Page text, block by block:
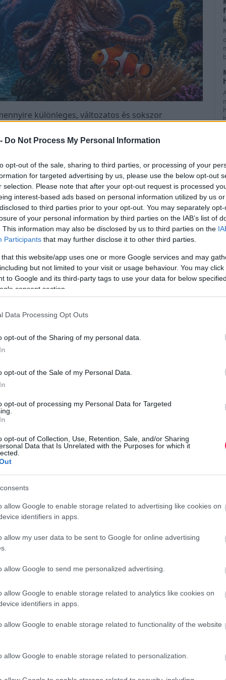
Do Not Process My Personal Information
opt-out of the sale, sharing to third parties, or processing of your
for targeted advertising by us, please use the below opt-out
selection. Please note that after your opt-out request is processed
interest-based ads based on personal information utilized by us
to third parties prior to your opt-out. You may separately
of your personal information by third parties on the IAB’s list of
This information may also be disclosed by us to third parties on the
Participants that may further disclose it to other third parties.
that this website/app uses one or more Google services and may
but not limited to your visit or usage behaviour. You may
to Google and its third-party tags to use your data for below
consent section.
Data Processing Opt Outs
opt-out of the Sharing of my personal data.
opt-out of the Sale of my Personal Data.
opt-out of processing my Personal Data for Targeted
opt-out of Collection, Use, Retention, Sale, and/or Sharing
Data that Is Unrelated with the Purposes for which it
allow Google to enable storage related to advertising like cookies on
identifiers in apps.
allow my user data to be sent to Google for online advertising
allow Google to send me personalized advertising.
allow Google to enable storage related to analytics like cookies on
identifiers in apps.
allow Google to enable storage related to functionality of the website
allow Google to enable storage related to personalization.
különleges, változatos és sokszor
változhat
emberi fejnél
be” egymásnak
éve megjelentek
összeomló buborékot hoz létre
partjaihoz
újak kerülnek
szíve
hozza világra a kicsinyeket
- Miért ennyire
a több ezer méter mély, teljesen sötét
Az itt élő fajoknak alkalmazkodniuk kellett a nagy
erős áramlatokhoz és ahhoz is, hogy sok helyen
megoldásokat eredményeztek. Egyes
fejlesztettek ki, mások nemet váltanak,
azonosítják egymást, vagy olyan fizikai
csupán szórakoztató tények. Segítségükkel
állatok alkalmazkodását és az óceáni
fun fact mindegyike jól példázza, hogy a
is felülmúlja.
három szívvel él
emberétől és a legtöbb szárazföldi állatétól. A
a vért a kopoltyúkhoz továbbítja, ahol
szív innen pumpálja tovább az oxigéndús
oka, hogy az oxigén szállítását nem vastartalmú
A hemocianin különösen hatékony lehet a
ezért fontos alkalmazkodást jelent az óceánok
szív működése átmenetileg lelassulhat.
ezért a polipok gyakran inkább karjaik
Gyors úszásra általában meneküléskor